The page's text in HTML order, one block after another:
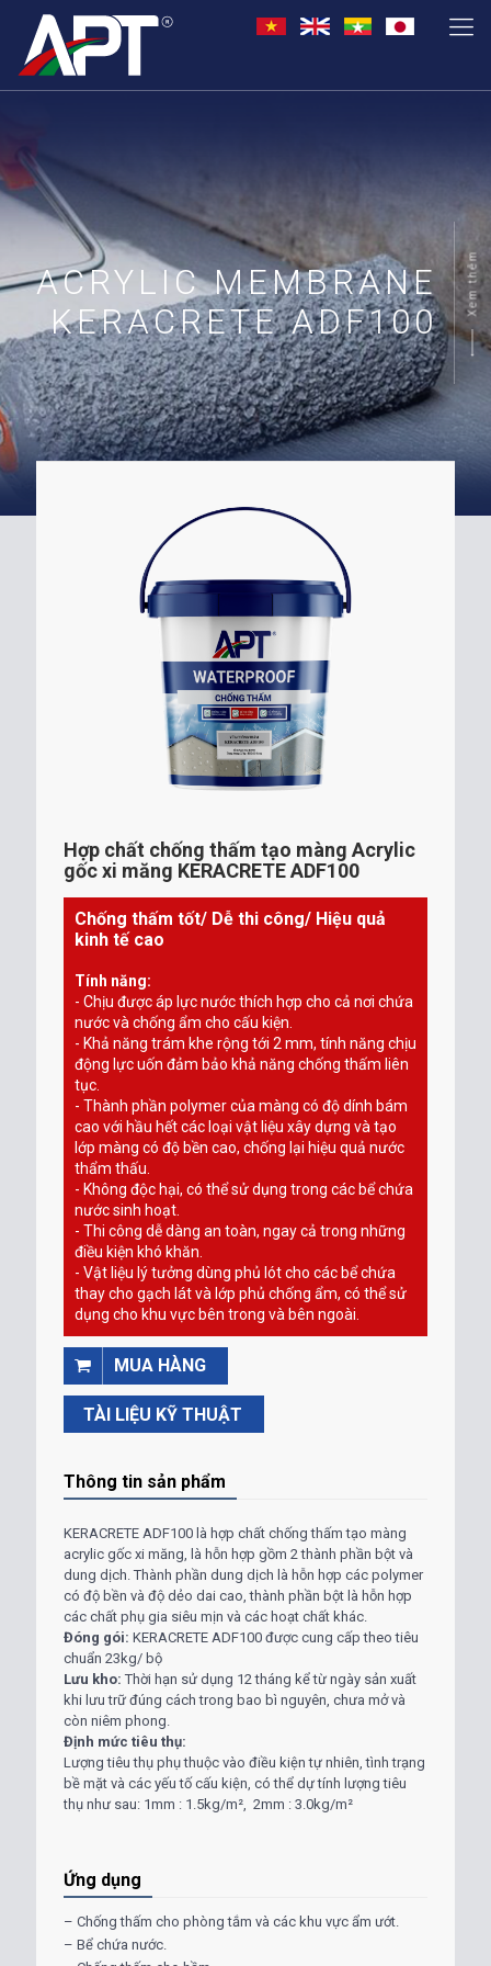
Hợp chất chống thấm tạo màng Acrylic
gốc xi măng KERACRETE ADF100
Chống thấm tốt/ Dễ thi công/ Hiệu quả
kinh tế cao
Tính năng:
- Chịu được áp lực nước thích hợp cho cả nơi chứa
nước và chống ẩm cho cấu kiện.
- Khả năng trám khe rộng tới 2 mm, tính năng chịu
động lực uốn đảm bảo khả năng chống thấm liên
tục.
- Thành phần polymer của màng có độ dính bám
cao với hầu hết các loại vật liệu xây dựng và tạo
lớp màng có độ bền cao, chống lại hiệu quả nước
thẩm thấu.
- Không độc hại, có thể sử dụng trong các bể chứa
nước sinh hoạt.
- Thi công dễ dàng an toàn, ngay cả trong những
điều kiện khó khăn.
- Vật liệu lý tưởng dùng phủ lót cho các bể chứa
thay cho gạch lát và lớp phủ chống ẩm, có thể sử
dụng cho khu vực bên trong và bên ngoài.
MUA HÀNG
TÀI LIỆU KỸ THUẬT
Thông tin sản phẩm
KERACRETE ADF100 là hợp chất chống thấm tạo màng
acrylic gốc xi măng, là hỗn hợp gồm 2 thành phần bột và
dung dịch. Thành phần dung dịch là hỗn hợp các polymer
có độ bền và độ dẻo dai cao, thành phần bột là hỗn hợp
các chất phụ gia siêu mịn và các hoạt chất khác.
Đóng gói: KERACRETE ADF100 được cung cấp theo tiêu
chuẩn 23kg/ bộ
Lưu kho:Thời hạn sử dụng 12 tháng kể từ ngày sản xuất
khi lưu trữ đúng cách trong bao bì nguyên, chưa mở và
còn niêm phong.
Định mức tiêu thụ:
Lượng tiêu thụ phụ thuộc vào điều kiện tự nhiên, tình trạng
bề mặt và các yếu tố cấu kiện, có thể dự tính lượng tiêu
thụ như sau: 1mm : 1.5kg/m², 2mm : 3.0kg/m²
Ứng dụng
– Chống thấm cho phòng tắm và các khu vực ẩm ướt.
– Bể chứa nước.